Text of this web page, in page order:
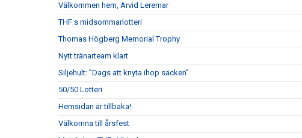
Välkommen hem, Arvid Leremar
THF:s midsommarlotteri
Thomas Högberg Memorial Trophy
Nytt tränarteam klart
Siljehult: ”Dags att knyta ihop säcken”
50/50 Lotteri
Hemsidan är tillbaka!
Välkomna till årsfest